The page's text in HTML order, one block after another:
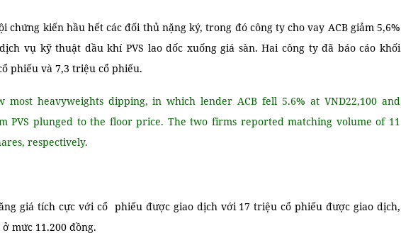
chứng kiến ​​hầu hết các đối thủ nặng ký, trong đó công ty cho vay ACB giảm 5,6%
vụ kỹ thuật dầu khí PVS lao dốc xuống giá sàn. Hai công ty đã báo cáo khối
phiếu và 7,3 triệu cổ phiếu.
most heavyweights dipping, in which lender ACB fell 5.6% at VND22,100 and
PVS plunged to the floor price. The two firms reported matching volume of 11
respectively.
giá tích cực với cổ phiếu được giao dịch với 17 triệu cổ phiếu được giao dịch,
mức 11.200 đồng.